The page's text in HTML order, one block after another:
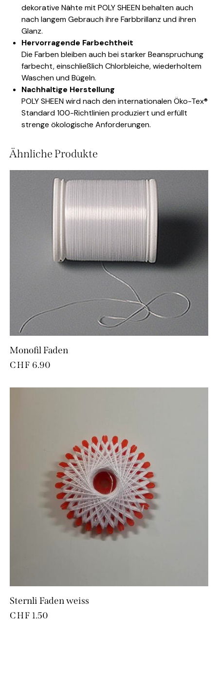
dekorative Nähte mit POLY SHEEN behalten auch
nach langem Gebrauch ihre Farbbrillanz und ihren
Glanz.
Hervorragende Farbechtheit
Die Farben bleiben auch bei starker Beanspruchung
farbecht, einschließlich Chlorbleiche, wiederholtem
Waschen und Bügeln.
Nachhaltige Herstellung
POLY SHEEN wird nach den internationalen Öko-Tex®
Standard 100-Richtlinien produziert und erfüllt
strenge ökologische Anforderungen.
Ähnliche Produkte
Monofil Faden
CHF 6.90
Sternli Faden weiss
CHF 1.50